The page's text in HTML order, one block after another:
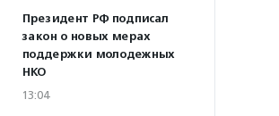
Президент РФ подписал
закон о новых мерах
поддержки молодежных
НКО
13:04